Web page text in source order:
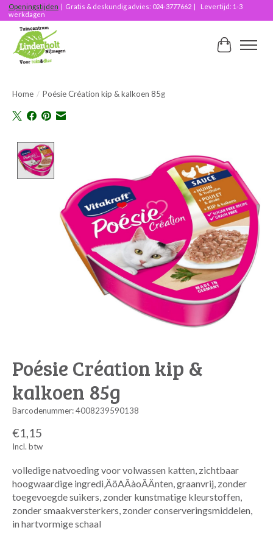
Openingstijden | Gratis & deskundig advies: 024-3777662 | Levertijd: 1-3
werkdagen
Home / Poésie Création kip & kalkoen 85g
Poésie Création kip &
kalkoen 85g
Barcodenummer: 4008239590138
€1,15
Incl. btw
volledige natvoeding voor volwassen katten, zichtbaar
hoogwaardige ingredi‚ÄöAÃàoÃÄnten, graanvrij, zonder
toegevoegde suikers, zonder kunstmatige kleurstoffen,
zonder smaakversterkers, zonder conserveringsmiddelen,
in hartvormige schaal